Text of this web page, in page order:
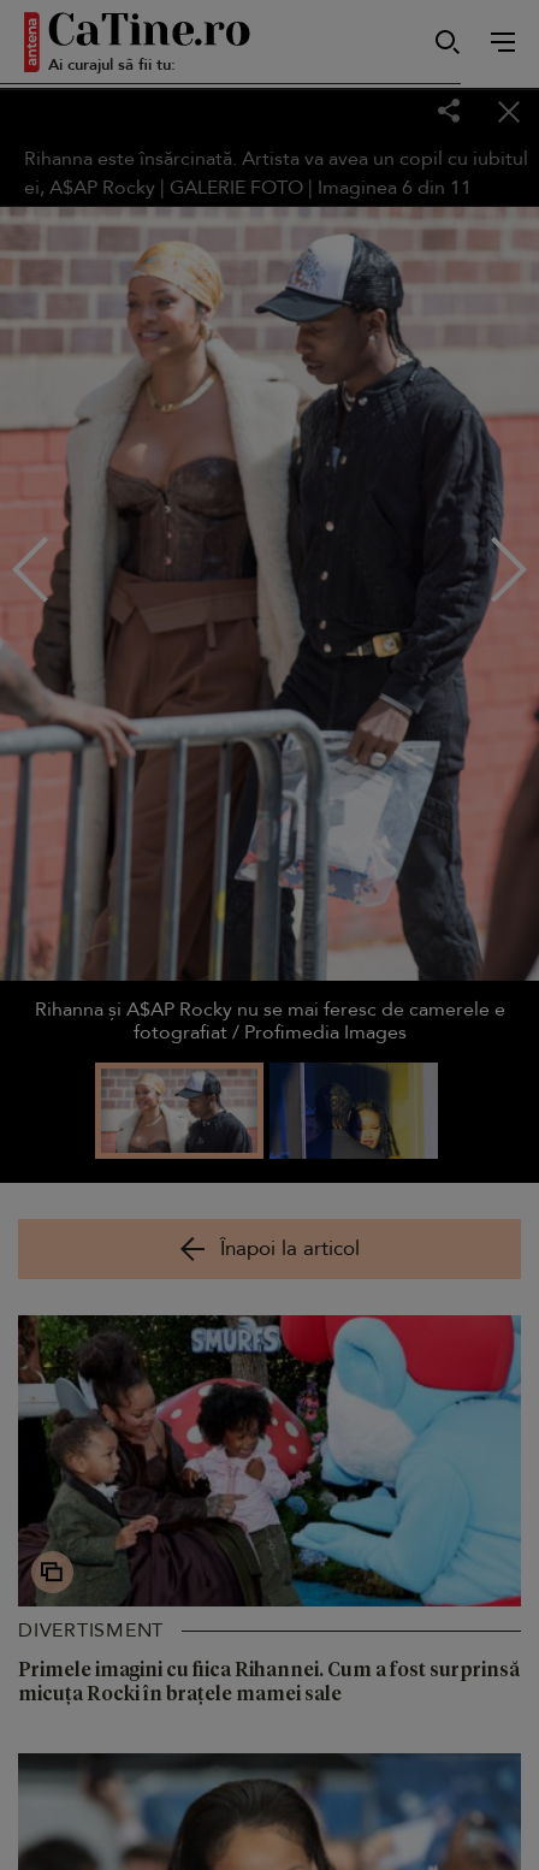
Ai curajul să fii tu:
Sensibilă
Puternică
Rihanna este însărcinată. Artista va avea un copil cu iubitul
ei, A$AP Rocky | GALERIE FOTO | Imaginea 6 din 11
Rihanna și A$AP Rocky nu se mai feresc de camerele e
fotografiat / Profimedia Images
Înapoi la articol
DIVERTISMENT
Primele imagini cu fiica Rihannei. Cum a fost surprinsă
micuța Rocki în brațele mamei sale